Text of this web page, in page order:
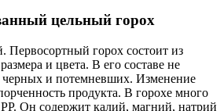
цельный горох
горох состоит из
и цвета. В его составе не
и потемневших. Изменение
продукта. В горохе много
Он содержит калий, магний, натрий